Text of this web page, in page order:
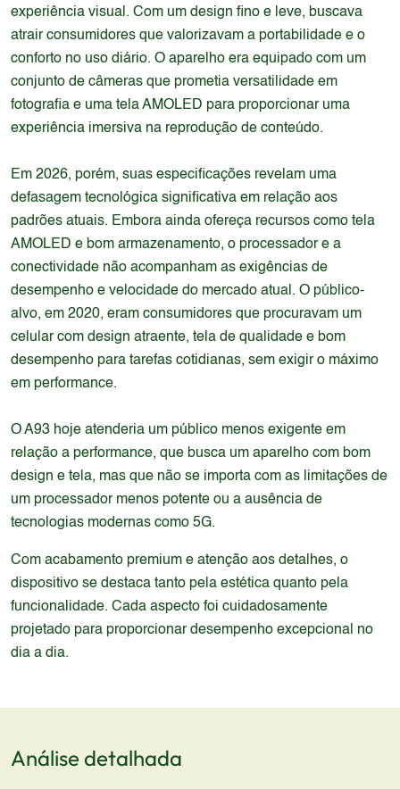
experiência visual. Com um design fino e leve, buscava
atrair consumidores que valorizavam a portabilidade e o
conforto no uso diário. O aparelho era equipado com um
conjunto de câmeras que prometia versatilidade em
fotografia e uma tela AMOLED para proporcionar uma
experiência imersiva na reprodução de conteúdo.
Em 2026, porém, suas especificações revelam uma
defasagem tecnológica significativa em relação aos
padrões atuais. Embora ainda ofereça recursos como tela
AMOLED e bom armazenamento, o processador e a
conectividade não acompanham as exigências de
desempenho e velocidade do mercado atual. O público-
alvo, em 2020, eram consumidores que procuravam um
celular com design atraente, tela de qualidade e bom
desempenho para tarefas cotidianas, sem exigir o máximo
em performance.
O A93 hoje atenderia um público menos exigente em
relação a performance, que busca um aparelho com bom
design e tela, mas que não se importa com as limitações de
um processador menos potente ou a ausência de
tecnologias modernas como 5G.
Com acabamento premium e atenção aos detalhes, o
dispositivo se destaca tanto pela estética quanto pela
funcionalidade. Cada aspecto foi cuidadosamente
projetado para proporcionar desempenho excepcional no
dia a dia.
Análise detalhada